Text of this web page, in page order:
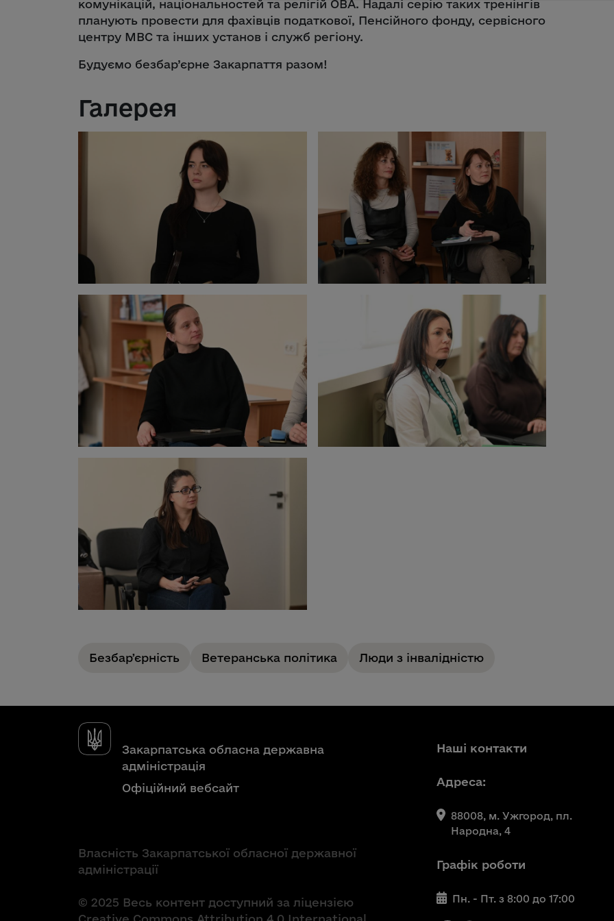
комунікацій, національностей та релігій ОВА. Надалі серію таких тренінгів
планують провести для фахівців податкової, Пенсійного фонду, сервісного
центру МВС та інших установ і служб регіону.
Будуємо безбар’єрне Закарпаття разом!
Галерея
Безбарʼєрність Ветеранська політика Люди з інвалідністю
Закарпатська обласна державна
адміністрація
Офіційний вебсайт
Власність Закарпатської обласної державної
адміністрації
© 2025 Весь контент доступний за ліцензією
Наші контакти
Адреса:
88008, м. Ужгород, пл.
Народна, 4
Графік роботи
Пн. - Пт. з 8:00 до 17:00